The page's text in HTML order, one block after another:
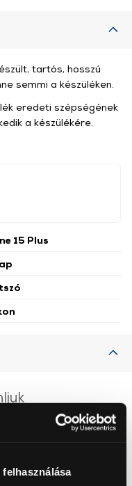
15 Plus
tartós, hosszú
semmi a készüléken.
eredeti szépségének
a készülékére.